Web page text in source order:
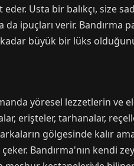
Usta bir balıkçı, size
ipuçları verir. Bandırma
kadar büyük bir lüks
yöresel lezzetlerin ve
erişteler, tarhanalar,
gölgesinde kalır
Bandırma'nın kendi